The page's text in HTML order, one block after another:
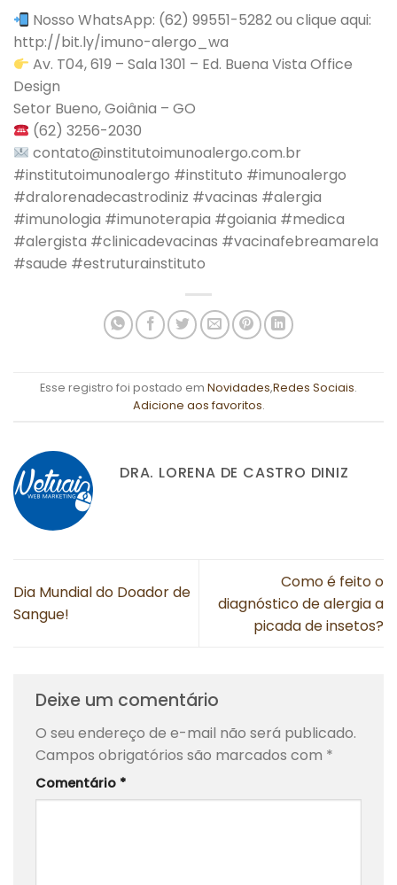
Nosso WhatsApp: (62) 99551-5282 ou clique aqui:
http://bit.ly/imuno-alergo_wa
Av. T04, 619 – Sala 1301 – Ed. Buena Vista Office
Design
Setor Bueno, Goiânia – GO
(62) 3256-2030
contato@institutoimunoalergo.com.br
#institutoimunoalergo #instituto #imunoalergo
#dralorenadecastrodiniz #vacinas #alergia
#imunologia #imunoterapia #goiania #medica
#alergista #clinicadevacinas #vacinafebreamarela
#saude #estruturainstituto
Esse registro foi postado em Novidades,Redes Sociais.
Adicione aos favoritos.
DRA. LORENA DE CASTRO DINIZ
Dia Mundial do Doador de
Sangue!
Como é feito o
diagnóstico de alergia a
picada de insetos?
Deixe um comentário
O seu endereço de e-mail não será publicado.
Campos obrigatórios são marcados com *
Comentário *